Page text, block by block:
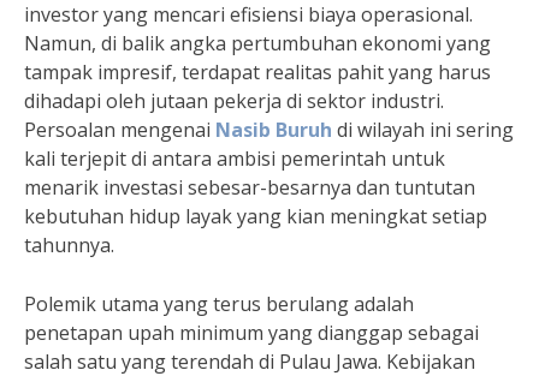
investor yang mencari efisiensi biaya operasional.
Namun, di balik angka pertumbuhan ekonomi yang
tampak impresif, terdapat realitas pahit yang harus
dihadapi oleh jutaan pekerja di sektor industri.
Persoalan mengenai Nasib Buruh di wilayah ini sering
kali terjepit di antara ambisi pemerintah untuk
menarik investasi sebesar-besarnya dan tuntutan
kebutuhan hidup layak yang kian meningkat setiap
tahunnya.
Polemik utama yang terus berulang adalah
penetapan upah minimum yang dianggap sebagai
salah satu yang terendah di Pulau Jawa. Kebijakan